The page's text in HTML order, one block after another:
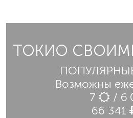
ТОКИО
Возможны
7
/ 6
66 341